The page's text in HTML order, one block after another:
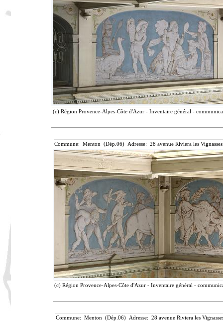
(c) Région Provence-Alpes-Côte d'Azur - Inventaire général -
Commune: Menton (Dép.06) Adresse: 28 avenue Riviera les
(c) Région Provence-Alpes-Côte d'Azur - Inventaire général -
Commune: Menton (Dép.06) Adresse: 28 avenue Riviera les